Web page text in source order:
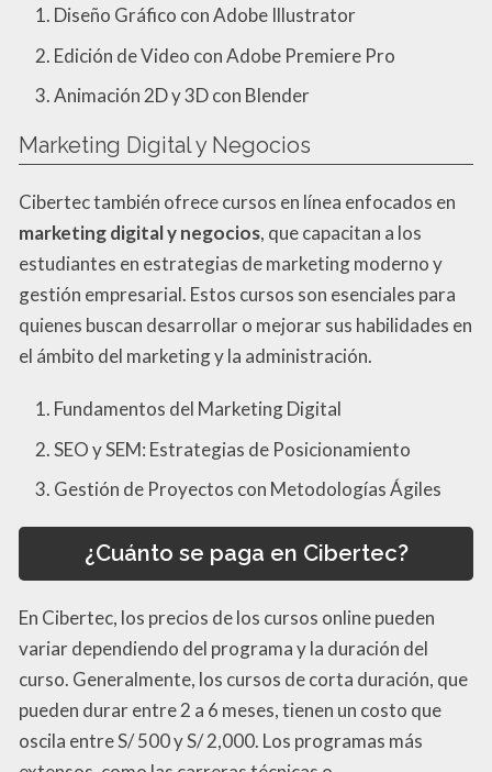
Diseño Gráfico con Adobe Illustrator
Edición de Video con Adobe Premiere Pro
Animación 2D y 3D con Blender
Marketing Digital y Negocios
Cibertec también ofrece cursos en línea enfocados en
marketing digital y negocios, que capacitan a los
estudiantes en estrategias de marketing moderno y
gestión empresarial. Estos cursos son esenciales para
quienes buscan desarrollar o mejorar sus habilidades en
el ámbito del marketing y la administración.
Fundamentos del Marketing Digital
SEO y SEM: Estrategias de Posicionamiento
Gestión de Proyectos con Metodologías Ágiles
¿Cuánto se paga en Cibertec?
En Cibertec, los precios de los cursos online pueden
variar dependiendo del programa y la duración del
curso. Generalmente, los cursos de corta duración, que
pueden durar entre 2 a 6 meses, tienen un costo que
oscila entre S/ 500 y S/ 2,000. Los programas más